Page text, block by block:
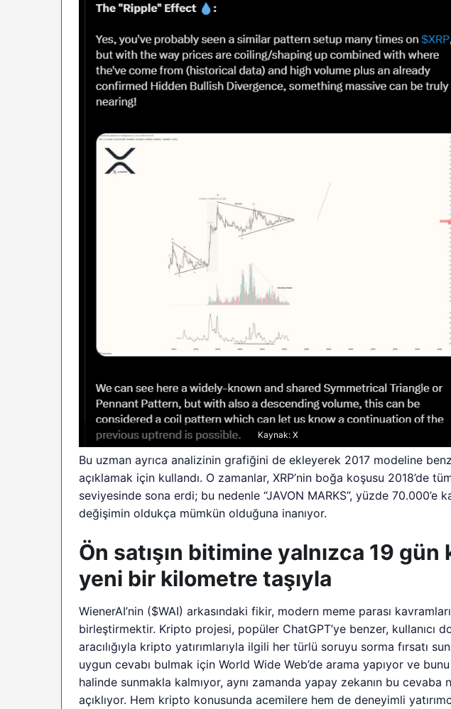
Kaynak: X
Bu uzman ayrıca analizinin grafiğini de ekleyerek 2017 modeline
açıklamak için kullandı. O zamanlar, XRP’nin boğa koşusu 2018’de
seviyesinde sona erdi; bu nedenle “JAVON MARKS”, yüzde
değişimin oldukça mümkün olduğuna inanıyor.
Ön satışın bitimine yalnızca 19 gün
yeni bir kilometre taşıyla
WienerAI’nin ($WAI) arkasındaki fikir, modern meme parası
birleştirmektir. Kripto projesi, popüler ChatGPT’ye benzer, kullanıcı
aracılığıyla kripto yatırımlarıyla ilgili her türlü soruyu sorma fırsatı
uygun cevabı bulmak için World Wide Web’de arama yapıyor ve bunu
halinde sunmakla kalmıyor, aynı zamanda yapay zekanın bu cevaba
açıklıyor. Hem kripto konusunda acemilere hem de deneyimli